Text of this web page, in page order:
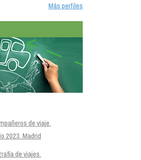
Más perfiles
de viaje.
2023. Madrid
de viajes.